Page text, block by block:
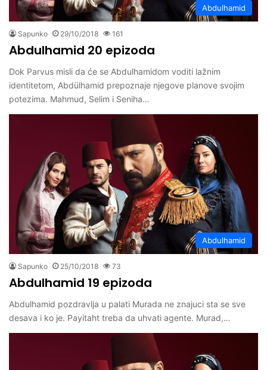
Abdulhamid
Sapunko 29/10/2018 161
Abdulhamid 20 epizoda
Dok Parvus misli da će se Abdulhamidom voditi lažnim
identitetom, Abdülhamid prepoznaje njegove planove svojim
potezima. Mahmud, Selim i Seniha…
Abdulhamid
Sapunko 25/10/2018 73
Abdulhamid 19 epizoda
Abdulhamid pozdravlja u palati Murada ne znajuci sta se sve
desava i ko je. Payitaht treba da uhvati agente. Murad,…